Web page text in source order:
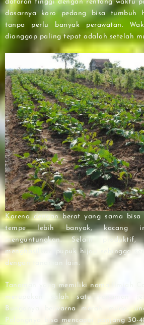
dataran tinggi dengan rentang waktu
dasarnya koro pedang bisa tumbuh
tanpa perlu banyak perawatan.
dianggap paling tepat adalah setelah
Karena dengan berat yang sama bisa
tempe lebih banyak, kacang
menguntungkan. Selain
menghasilkan pupuk hijau sehingga
dengan tanaman lain.
Tanaman yang memiliki nama Ilmiah
merupakan salah satu tanaman
Bunganya berwarna merah muda,
Polongnya bisa mencapai panjang 30-